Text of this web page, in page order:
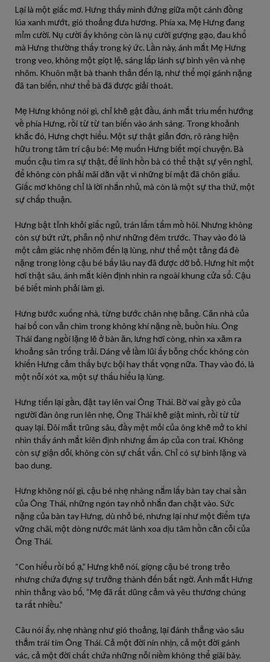
Lại là một giấc mơ. Hưng thấy mình đứng giữa một cánh đồng
lúa xanh mướt, gió thoảng đưa hương. Phía xa, Mẹ Hưng đang
mỉm cười. Nụ cười ấy không còn là nụ cười gượng gạo, đau khổ
mà Hưng thường thấy trong ký ức. Lần này, ánh mắt Mẹ Hưng
trong veo, không một giọt lệ, sáng lấp lánh sự bình yên và nhẹ
nhõm. Khuôn mặt bà thanh thản đến lạ, như thể mọi gánh nặng
đã tan biến, như thể bà đã được giải thoát.
Mẹ Hưng không nói gì, chỉ khẽ gật đầu, ánh mắt trìu mến hướng
về phía Hưng, rồi từ từ tan biến vào ánh sáng. Trong khoảnh
khắc đó, Hưng chợt hiểu. Một sự thật giản đơn, rõ ràng hiện
hữu trong tâm trí cậu bé: Mẹ muốn Hưng biết mọi chuyện. Bà
muốn cậu tìm ra sự thật, để linh hồn bà có thể thật sự yên nghỉ,
để không còn phải mãi dằn vặt vì những bí mật đã chôn giấu.
Giấc mơ không chỉ là lời nhắn nhủ, mà còn là một sự tha thứ, một
sự chấp thuận.
Hưng bật tỉnh khỏi giấc ngủ, trán lấm tấm mồ hôi. Nhưng không
còn sự bứt rứt, phẫn nộ như những đêm trước. Thay vào đó là
một cảm giác nhẹ nhõm đến lạ lùng, như thể một tảng đá đè
nặng trong lòng cậu bé bấy lâu nay đã được dỡ bỏ. Hưng hít một
hơi thật sâu, ánh mắt kiên định nhìn ra ngoài khung cửa sổ. Cậu
bé biết mình phải làm gì.
Hưng bước xuống nhà, từng bước chân nhẹ bẫng. Căn nhà của
hai bố con vẫn chìm trong không khí nặng nề, buồn hiu. Ông
Thái đang ngồi lặng lẽ ở bàn ăn, lưng hơi còng, nhìn xa xăm ra
khoảng sân trống trải. Dáng vẻ lầm lũi ấy bỗng chốc không còn
khiến Hưng cảm thấy bực bội hay thất vọng nữa. Thay vào đó, là
một nỗi xót xa, một sự thấu hiểu lạ lùng.
Hưng tiến lại gần, đặt tay lên vai Ông Thái. Bờ vai gầy gò của
người đàn ông run lên nhẹ, Ông Thái khẽ giật mình, rồi từ từ
quay lại. Đôi mắt trũng sâu, đầy mệt mỏi của ông khẽ mở to khi
nhìn thấy ánh mắt kiên định nhưng ấm áp của con trai. Không
còn sự giận dỗi, không còn sự chất vấn. Chỉ có sự bình lặng và
bao dung.
Hưng không nói gì, cậu bé nhẹ nhàng nắm lấy bàn tay chai sần
của Ông Thái, những ngón tay nhỏ nhắn đan chặt vào. Sức
nặng của bàn tay Hưng, dù nhỏ bé, nhưng lại như một điểm tựa
vững chãi, một dòng nước mát lành xoa dịu tâm hồn cằn cỗi của
Ông Thái.
“Con hiểu rồi bố ạ,” Hưng khẽ nói, giọng cậu bé trong trẻo
nhưng chứa đựng sự trưởng thành đến bất ngờ. Ánh mắt Hưng
nhìn thẳng vào bố, “Mẹ đã rất dũng cảm và yêu thương chúng
ta rất nhiều.”
Câu nói ấy, nhẹ nhàng như gió thoảng, lại đánh thẳng vào sâu
thẳm trái tim Ông Thái. Cả một đời nín nhịn, cả một đời gánh
vác, cả một đời chất chứa những nỗi niềm không thể giãi bày.